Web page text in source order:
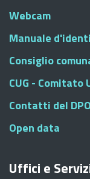
Webcam
Manuale
Consiglio
CUG - Comitato
Contatti del
Open data
Uffici e